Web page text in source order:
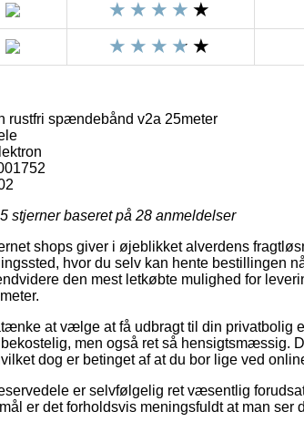
rustfri spændebånd v2a 25meter
stjerner baseret på 28 anmeldelser
shops giver i øjeblikket alverdens
hvor du selv kan hente bestillingen
den mest letkøbte mulighed for
at vælge at få udbragt til din privatbolig
men også ret så hensigtsmæssig.
dog er betinget af at du bor lige ved
er selvfølgelig ret væsentlig
er det forholdsvis meningsfuldt at man ser